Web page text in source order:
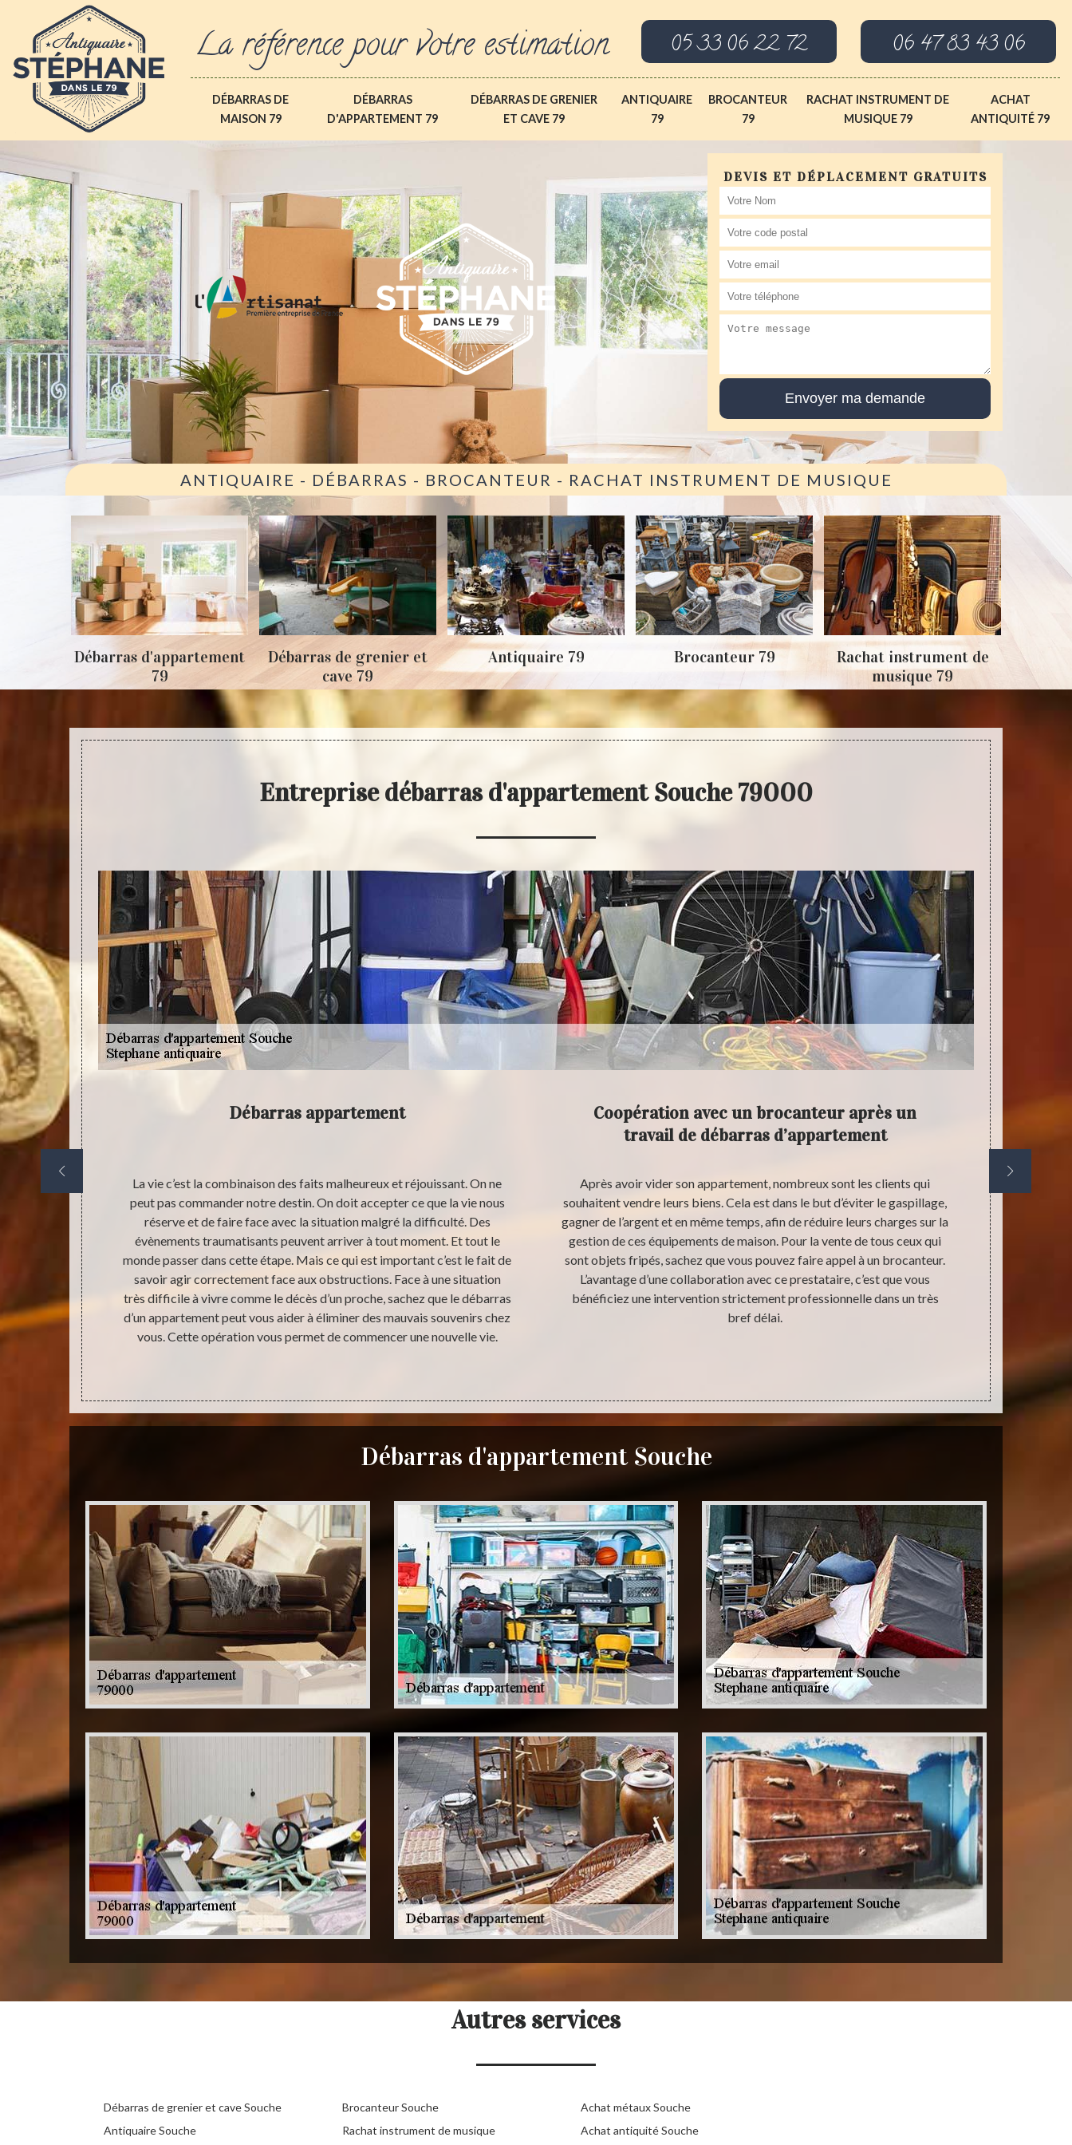
La référence pour votre estimation 05 33 06 22 72 06 47 83 43 06
DÉBARRAS DE
MAISON 79
DÉBARRAS
D'APPARTEMENT 79
DÉBARRAS DE GRENIER
ET CAVE 79
ANTIQUAIRE
79
BROCANTEUR
79
RACHAT INSTRUMENT DE
MUSIQUE 79
ACHAT
ANTIQUITÉ 79
DEVIS ET DÉPLACEMENT GRATUITS
ANTIQUAIRE - DÉBARRAS - BROCANTEUR - RACHAT INSTRUMENT DE MUSIQUE
Débarras d'appartement
79
Débarras de grenier et
cave 79
Antiquaire 79 Brocanteur 79
Rachat instrument de
musique 79
Entreprise débarras d'appartement Souche 79000
prestataire
Débarras appartement
La vie c’est la combinaison des faits malheureux et réjouissant. On ne
peut pas commander notre destin. On doit accepter ce que la vie nous
réserve et de faire face avec la situation malgré la difficulté. Des
évènements traumatisants peuvent arriver à tout moment. Et tout le
monde passer dans cette étape. Mais ce qui est important c’est le fait de
savoir agir correctement face aux obstructions. Face à une situation
très difficile à vivre comme le décès d’un proche, sachez que le débarras
d’un appartement peut vous aider à éliminer des mauvais souvenirs chez
vous. Cette opération vous permet de commencer une nouvelle vie.
Coopération avec un brocanteur après un
travail de débarras d’appartement
Après avoir vider son appartement, nombreux sont les clients qui
souhaitent vendre leurs biens. Cela est dans le but d’éviter le gaspillage,
gagner de l’argent et en même temps, afin de réduire leurs charges sur la
gestion de ces équipements de maison. Pour la vente de tous ceux qui
sont objets fripés, sachez que vous pouvez faire appel à un brocanteur.
L’avantage d’une collaboration avec ce prestataire, c’est que vous
bénéficiez une intervention strictement professionnelle dans un très
bref délai.
Débarras d'appartement Souche
Autres services
Débarras de grenier et cave Souche
Antiquaire Souche
Brocanteur Souche
Rachat instrument de musique
Achat métaux Souche
Achat antiquité Souche